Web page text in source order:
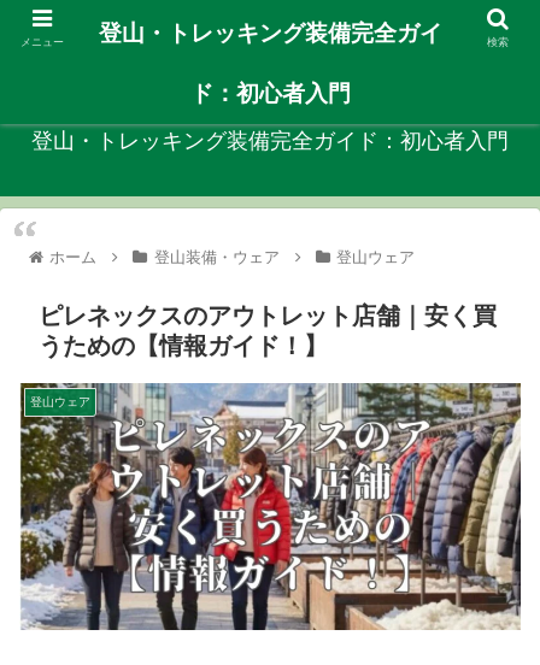
登山・トレッキング装備完全ガイド：初心者入門
ホーム 登山装備・ウェア 登山ウェア
ピレネックスのアウトレット店舗｜安く買
うための【情報ガイド！】
登山ウェア
メニュー 登山・トレッキング装備完全ガイ
ド：初心者入門
検索